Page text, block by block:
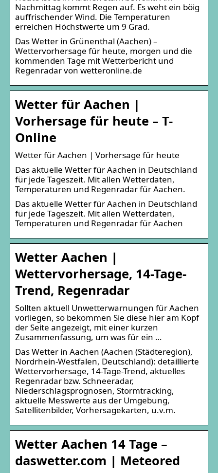
Nachmittag kommt Regen auf. Es weht ein böig
auffrischender Wind. Die Temperaturen
erreichen Höchstwerte um 9 Grad.
Das Wetter in Grünenthal (Aachen) –
Wettervorhersage für heute, morgen und die
kommenden Tage mit Wetterbericht und
Regenradar von wetteronline.de
Wetter für Aachen |
Vorhersage für heute – T-
Online
Wetter für Aachen | Vorhersage für heute
Das aktuelle Wetter für Aachen in Deutschland
für jede Tageszeit. Mit allen Wetterdaten,
Temperaturen und Regenradar für Aachen.
Das aktuelle Wetter für Aachen in Deutschland
für jede Tageszeit. Mit allen Wetterdaten,
Temperaturen und Regenradar für Aachen
Wetter Aachen |
Wettervorhersage, 14-Tage-
Trend, Regenradar
Sollten aktuell Unwetterwarnungen für Aachen
vorliegen, so bekommen Sie diese hier am Kopf
der Seite angezeigt, mit einer kurzen
Zusammenfassung, um was für ein …
Das Wetter in Aachen (Aachen (Städteregion),
Nordrhein-Westfalen, Deutschland): detaillierte
Wettervorhersage, 14-Tage-Trend, aktuelles
Regenradar bzw. Schneeradar,
Niederschlagsprognosen, Stormtracking,
aktuelle Messwerte aus der Umgebung,
Satellitenbilder, Vorhersagekarten, u.v.m.
Wetter Aachen 14 Tage –
daswetter.com | Meteored